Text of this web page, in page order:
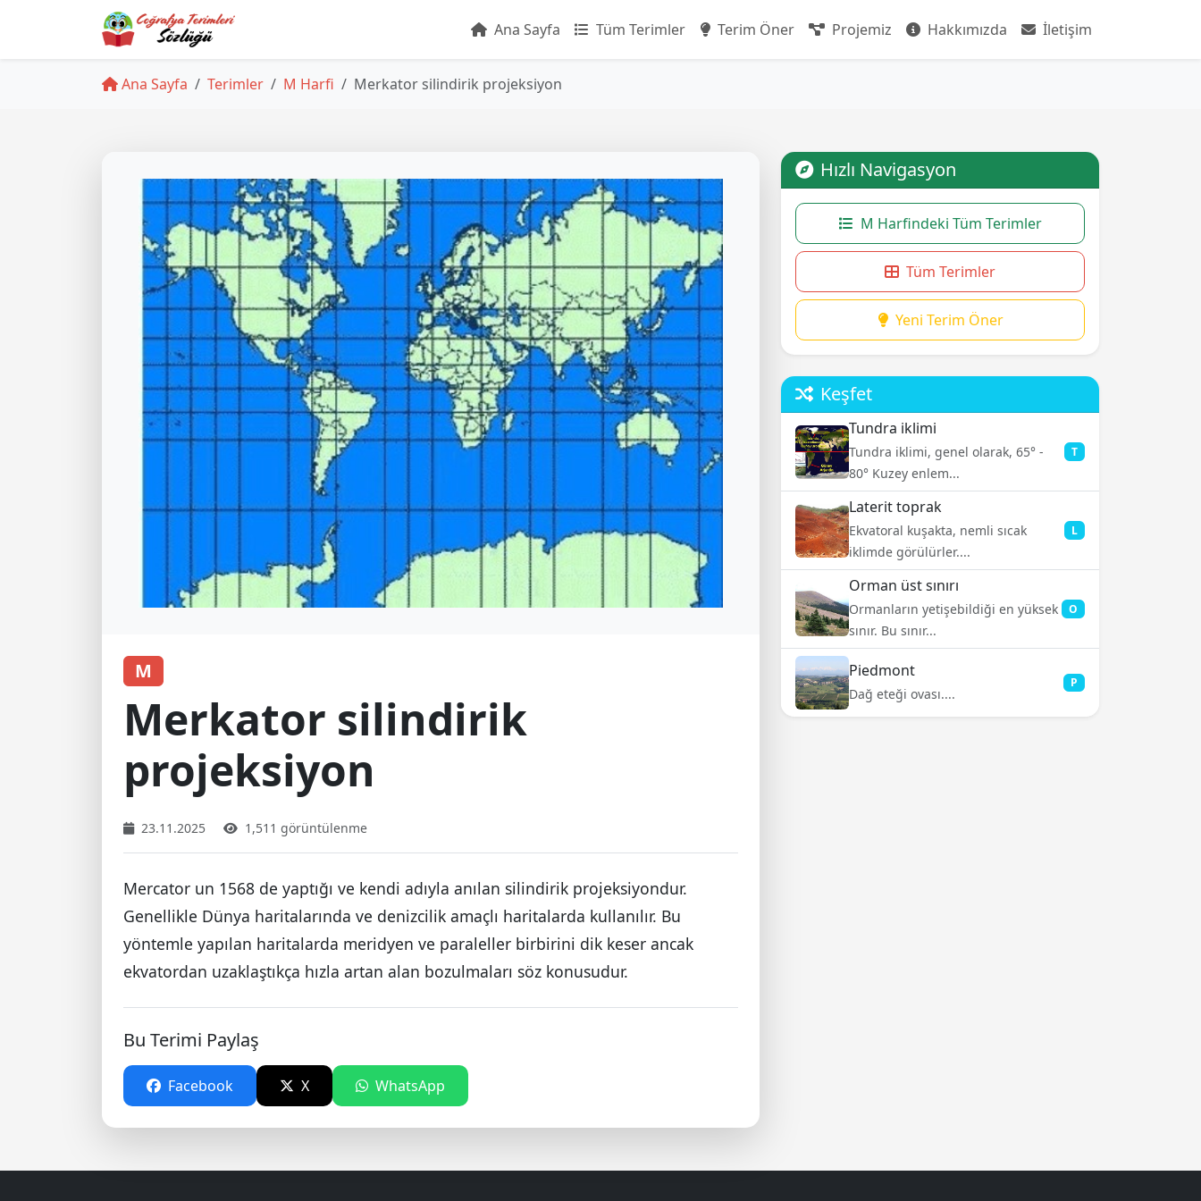
Ana Sayfa Tüm Terimler Terim Öner Projemiz Hakkımızda İletişim
Ana Sayfa Terimler M Harfi Merkator silindirik projeksiyon
M
Merkator silindirik
projeksiyon
23.11.2025 1,511 görüntülenme
Mercator un 1568 de yaptığı ve kendi adıyla anılan silindirik projeksiyondur.
Genellikle Dünya haritalarında ve denizcilik amaçlı haritalarda kullanılır. Bu
yöntemle yapılan haritalarda meridyen ve paraleller birbirini dik keser ancak
ekvatordan uzaklaştıkça hızla artan alan bozulmaları söz konusudur.
Bu Terimi Paylaş
Facebook X WhatsApp
Hızlı Navigasyon
M Harfindeki Tüm Terimler
Tüm Terimler
Yeni Terim Öner
Keşfet
Tundra iklimi
Tundra iklimi, genel olarak, 65° -
80° Kuzey enlem...
T
Laterit toprak
Ekvatoral kuşakta, nemli sıcak
iklimde görülürler....
L
Orman üst sınırı
Ormanların yetişebildiği en yüksek
sınır. Bu sınır...
O
Piedmont
Dağ eteği ovası....
P